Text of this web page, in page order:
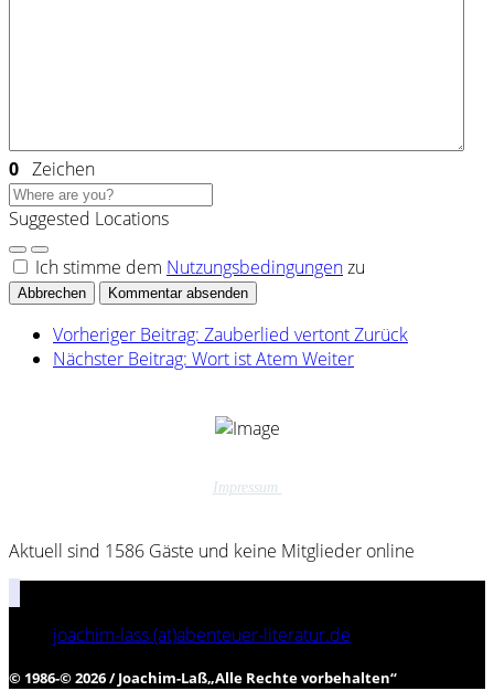
0 Zeichen
Suggested Locations
Ich stimme dem Nutzungsbedingungenzu
Abbrechen Kommentar absenden
Vorheriger Beitrag: Zauberlied vertontZurück
Nächster Beitrag: Wort ist Atem Weiter
Impressum
Aktuell sind 1586 Gäste und keine Mitglieder online
joachim-lass (at)abenteuer-literatur.de
© 1986-© 2026 / Joachim-Laß„Alle Rechte vorbehalten“